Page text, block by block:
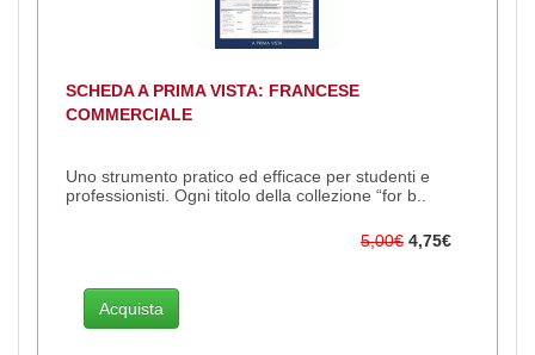
SCHEDA A PRIMA VISTA: FRANCESE
COMMERCIALE
Uno strumento pratico ed efficace per studenti e
professionisti. Ogni titolo della collezione “for b..
5,00€ 4,75€
Acquista